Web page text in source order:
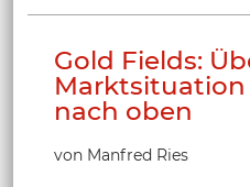
Gold Fields:
Marktsituation
nach oben
von Manfred Ries